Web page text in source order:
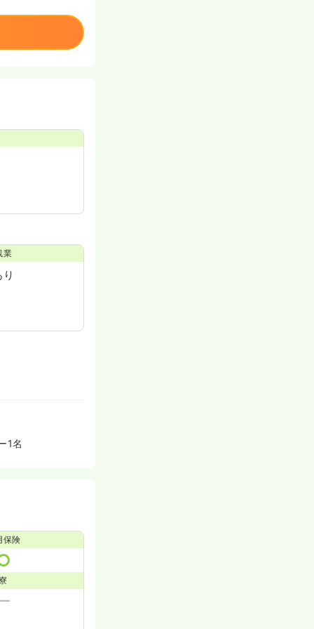
業
1名
保険